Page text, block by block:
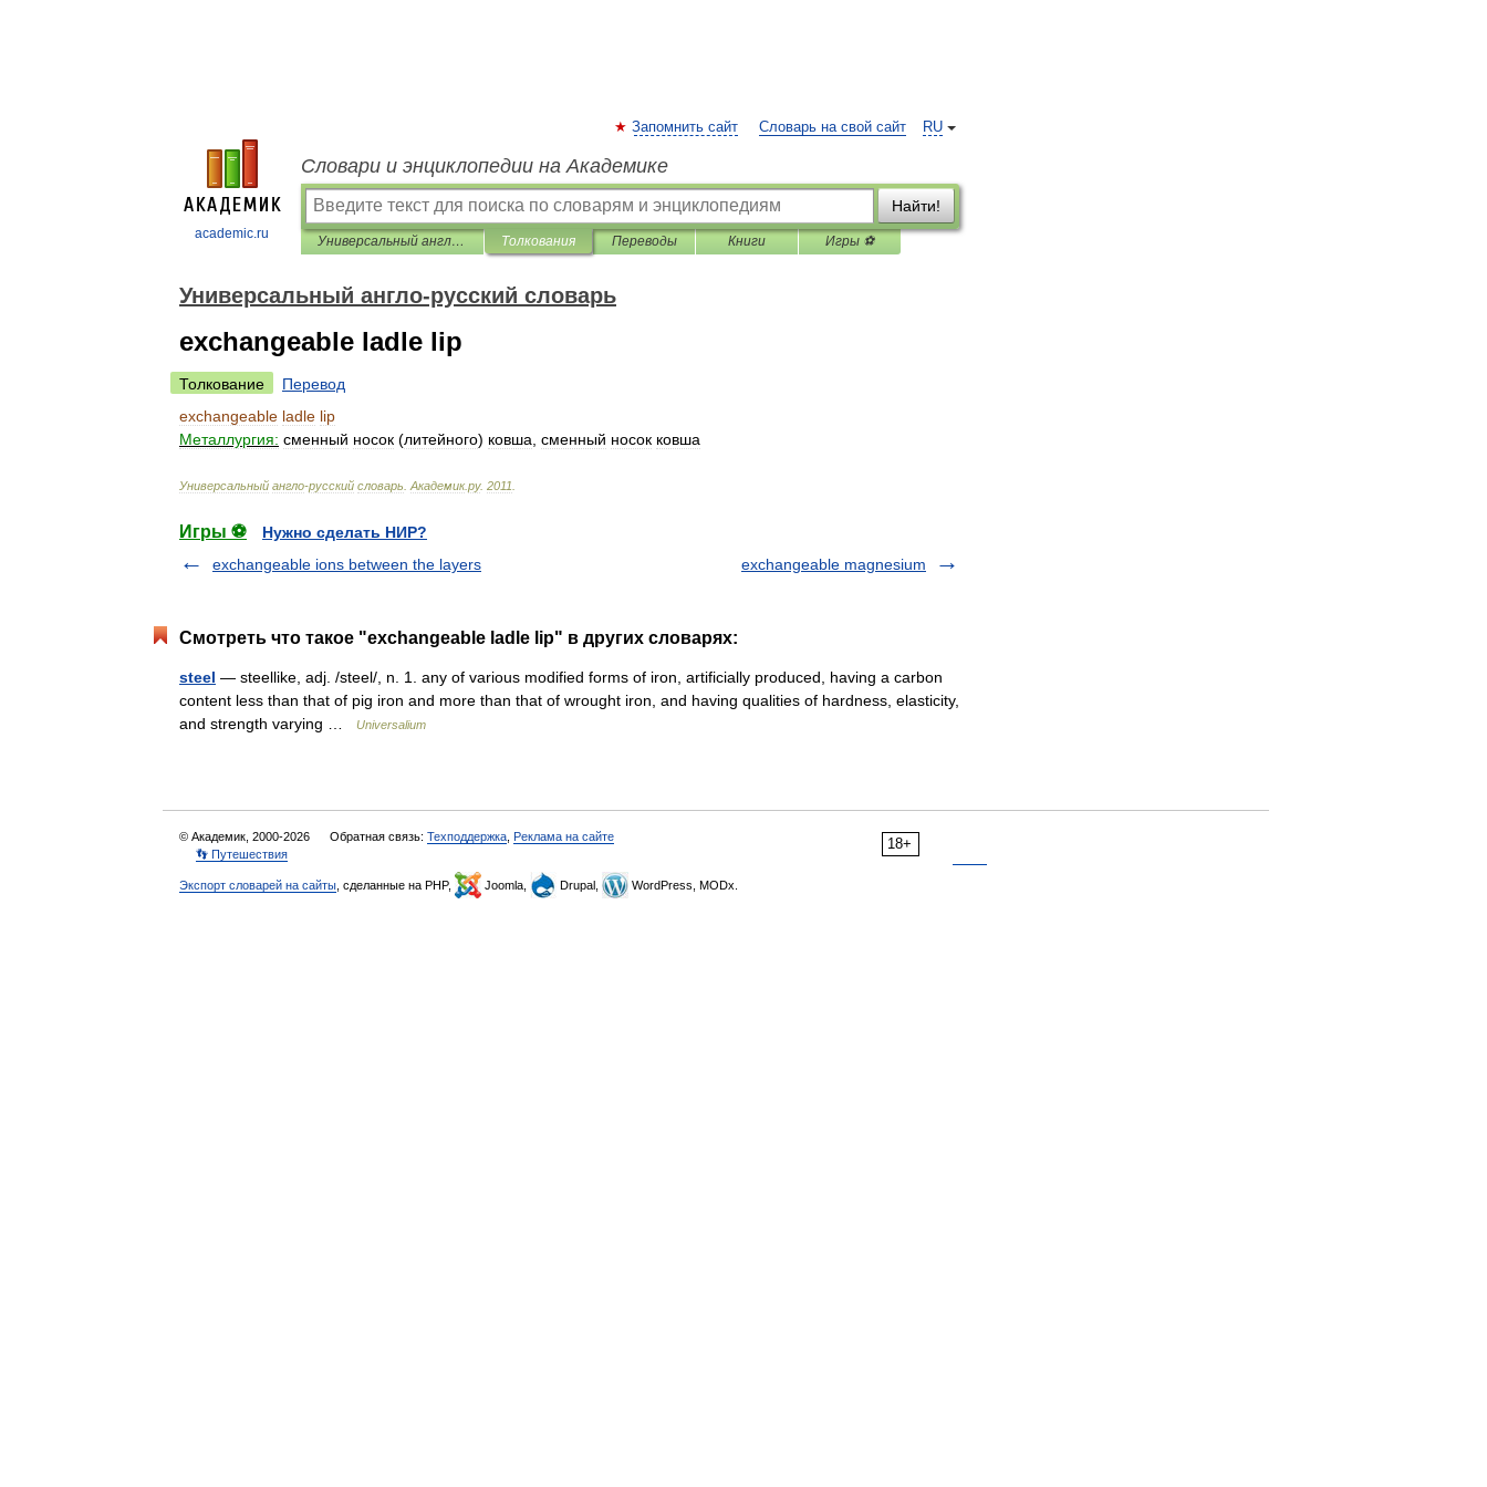
academic.ru
RU
Запомнить сайт Словарь на свой сайт
Словари и энциклопедии на Академике
Найти!
Универсальный англо-русский словарь Толкования Переводы Книги Игры ⚽
Универсальный англо-русский словарь
exchangeable ladle lip
Толкование
Перевод
exchangeable ladle lip
Металлургия: сменный носок (литейного) ковша сменный носок ковша
Универсальный англо-русский словарь Академик.ру. 2011
Игры ⚽
Нужно сделать НИР?
exchangeable ions between the layers
exchangeable magnesium
Смотреть что такое "exchangeable ladle lip" в других словарях:
steel — steellike, adj. /steel/, n. 1. any of various modified forms of iron, artificially produced, having a carbon
content less than that of pig iron and more than that of wrought iron, and having qualities of hardness, elasticity,
and strength varying …
Universalium
18+
© Академик, 2000-2026 Обратная связь: Техподдержка Реклама на сайте
👣 Путешествия
Экспорт словарей на сайты , сделанные на PHP, Joomla, Drupal, WordPress, MODx.